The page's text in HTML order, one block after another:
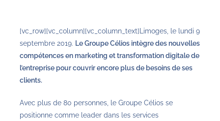
[vc_row][vc_column][vc_column_text]Limoges, le lundi 9
septembre 2019. Le Groupe Célios intègre des nouvelles
compétences en marketing et transformation digitale de
l’entreprise pour couvrir encore plus de besoins de ses
clients.
Avec plus de 80 personnes, le Groupe Célios se
positionne comme leader dans les services